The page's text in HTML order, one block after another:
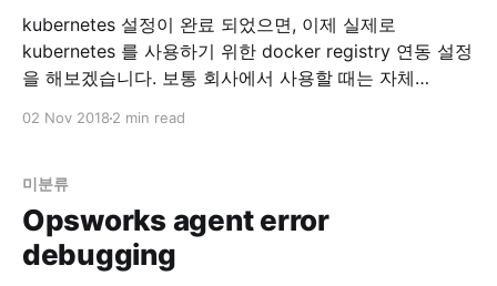
kubernetes 설정이 완료 되었으면, 이제 실제로
kubernetes 를 사용하기 위한 docker registry 연동 설정
을 해보겠습니다. 보통 회사에서 사용할 때는 자체
- Kubernetes 위 글을 참고
02 Nov 2018 2 min read
미분류
Opsworks agent error
debugging